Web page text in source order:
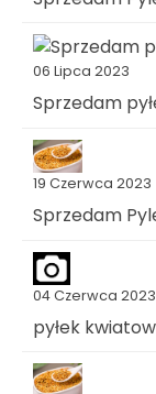
06 Lipca 2023
Sprzedam
19 Czerwca 2023
Sprzedam
04 Czerwca 2023
pyłek